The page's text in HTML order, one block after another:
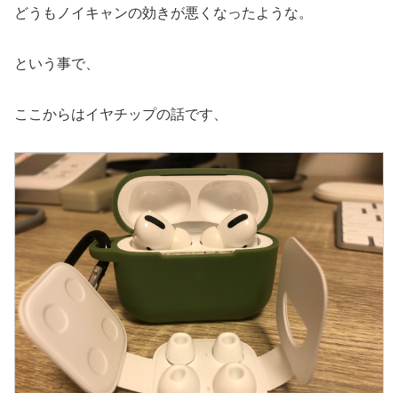
どうもノイキャンの効きが悪くなったような。
という事で、
ここからはイヤチップの話です、